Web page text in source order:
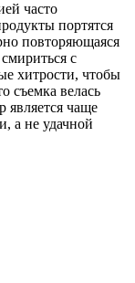
часто
портятся
повторяющаяся
с
хитрости, чтобы
съемка велась
является чаще
а не удачной